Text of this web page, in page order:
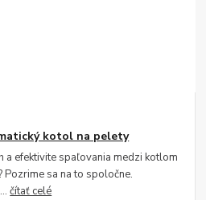
kotol na pelety
a efektivite spaľovania medzi kotlom
sa na to spoločne.
čítať celé